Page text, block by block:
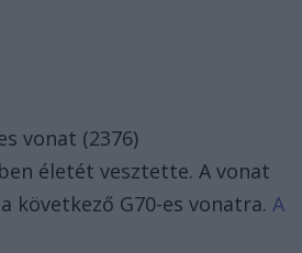
vonat (2376)
életét vesztette. A vonat
következő G70-es vonatra.A